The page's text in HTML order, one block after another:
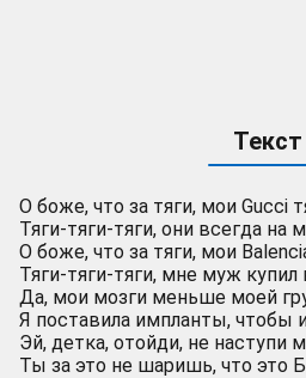
Текст
О боже, что за тяги, мои Gucci
Тяги-тяги-тяги, они всегда на
О боже, что за тяги, мои
Тяги-тяги-тяги, мне муж купил
Да, мои мозги меньше моей
Я поставила импланты, чтобы
Эй, детка, отойди, не наступи
Ты за это не шаришь, что это